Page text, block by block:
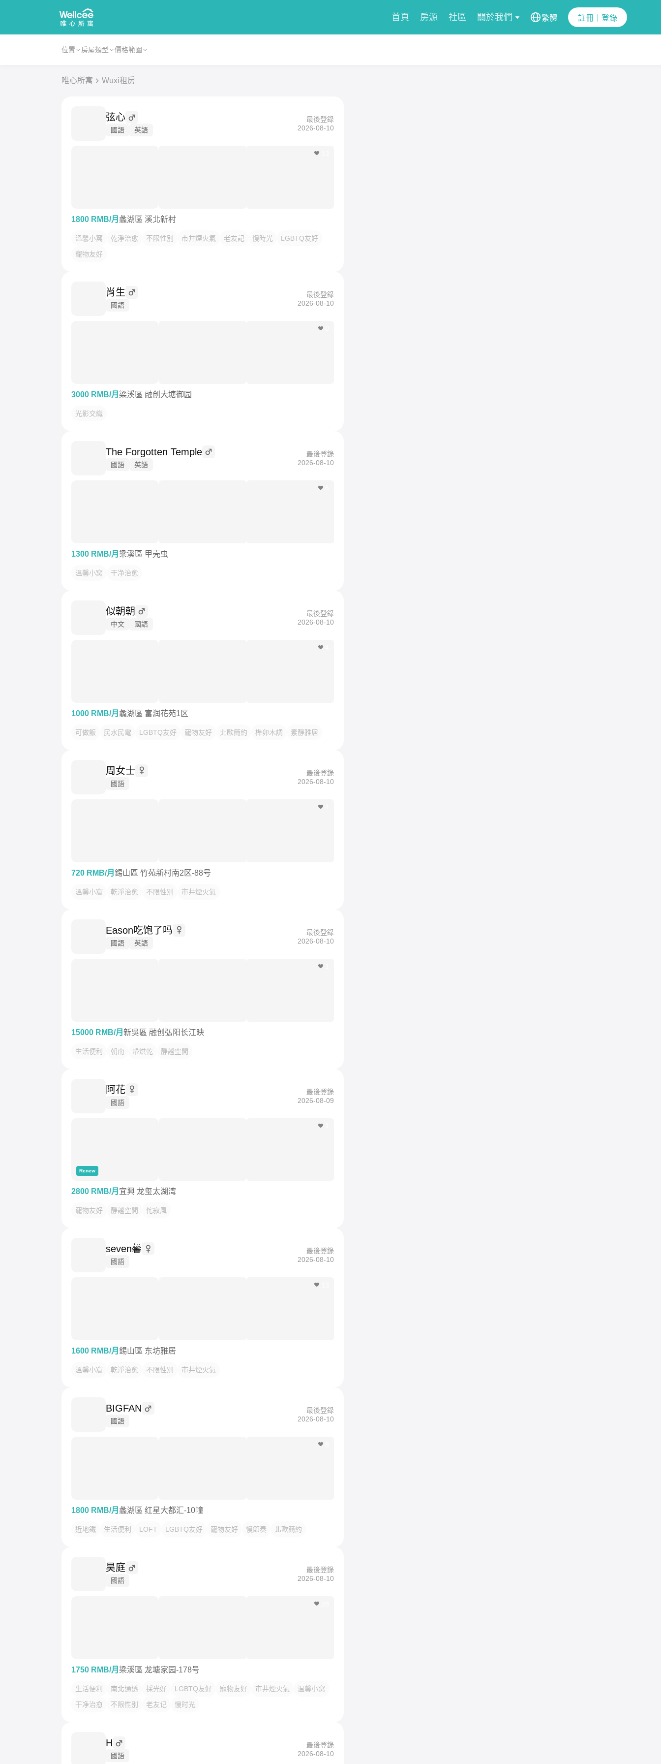
首頁 房源 社區 關於我們 繁體 註冊｜登錄
位置 房屋類型 價格範圍
唯心所寓 Wuxi租房
弦心
國語 英語
最後登錄
2026-08-10
1800 RMB/月 蠡湖區 溪北新村
溫馨小窩 乾淨治愈 不限性別 市井煙火氣 老友記 慢時光
LGBTQ友好
寵物友好
肖生
國語
最後登錄
2026-08-10
3000 RMB/月 梁溪區 融创大塘御园
光影交織
The Forgotten Temple
國語 英語
最後登錄
2026-08-10
1300 RMB/月 梁溪區 甲壳虫
温馨小窝 干净治愈
似朝朝
中文 國語
最後登錄
2026-08-10
1000 RMB/月 蠡湖區 富润花苑1区
可做飯 民水民電 LGBTQ友好 寵物友好 北歐簡約 榫卯木調 素靜雅居
周女士
國語
最後登錄
2026-08-10
720 RMB/月 錫山區 竹苑新村南2区-88号
溫馨小窩 乾淨治愈 不限性別 市井煙火氣
Eason吃饱了吗
國語 英語
最後登錄
2026-08-10
15000 RMB/月 新吳區 融创弘阳长江映
生活便利 朝南 帶烘乾 靜謐空間
阿花
國語
最後登錄
2026-08-09
Renew
2800 RMB/月 宜興 龙玺太湖湾
寵物友好 靜謐空間 侘寂風
seven馨
國語
最後登錄
2026-08-10
1600 RMB/月 錫山區 东坊雅居
溫馨小窩 乾淨治愈 不限性別 市井煙火氣
BIGFAN
國語
最後登錄
2026-08-10
1800 RMB/月 蠡湖區 红星大都汇-10幢
近地鐵 生活便利 LOFT LGBTQ友好 寵物友好 慢節奏 北歐簡約
昊庭
國語
最後登錄
2026-08-10
1750 RMB/月 梁溪區 龙塘家园-178号
生活便利 南北通透 採光好 LGBTQ友好 寵物友好 市井煙火氣
温馨小窝
干净治愈
不限性别 老友记 慢时光
H
國語
最後登錄
2026-08-10